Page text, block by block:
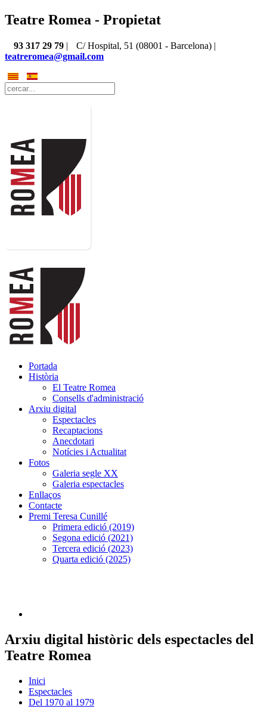
Teatre Romea - Propietat
93 317 29 79 |
C/ Hospital, 51 (08001 - Barcelona) |
teatreromea@gmail.com
Portada
Història
El Teatre Romea
Consells d'administració
Arxiu digital
Espectacles
Recaptacions
Anecdotari
Notícies i Actualitat
Fotos
Galeria segle XX
Galeria espectacles
Enllaços
Contacte
Premi Teresa Cunillé
Primera edició (2019)
Segona edició (2021)
Tercera edició (2023)
Quarta edició (2025)
Arxiu digital històric dels espectacles del
Teatre Romea
Inici
Espectacles
Del 1970 al 1979